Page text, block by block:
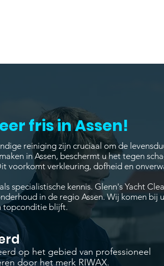
fris in Assen!
reiniging zijn cruciaal om de
in Assen, beschermt u het tegen
voorkomt verkleuring, dofheid en
specialistische kennis. Glenn's Yacht
in de regio Assen. Wij komen bij
topconditie blijft.
op het gebied van professioneel
door het merk RIWAX.